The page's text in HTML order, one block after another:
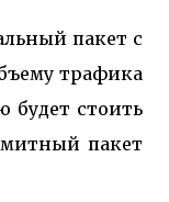
пакет с
трафика
будет стоить
пакет